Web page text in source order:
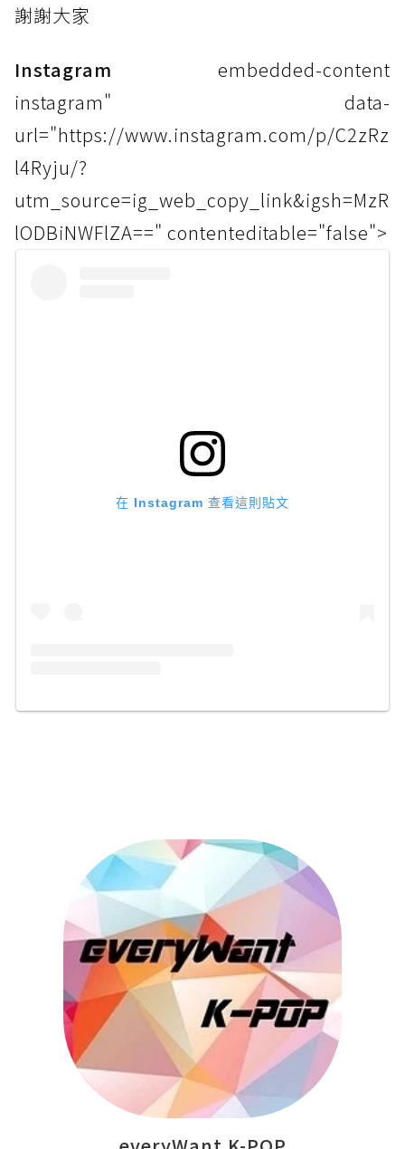
謝謝大家
Instagram embedded-content
instagram" data-
url="https://www.instagram.com/p/C2zRz
l4Ryju/?
utm_source=ig_web_copy_link&igsh=MzR
lODBiNWFlZA==" contenteditable="false">
在 Instagram 查看這則貼文